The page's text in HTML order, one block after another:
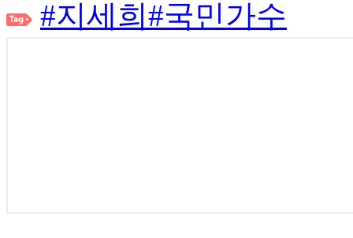
#지세희#국민가수